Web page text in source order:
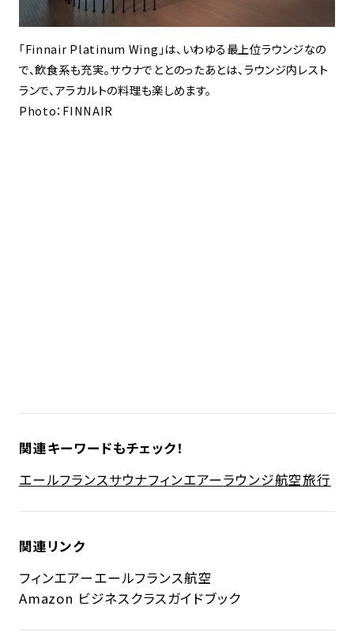
「Finnair Platinum Wing」は、いわゆる最上位ラウンジなの
で、飲食系も充実。サウナでととのったあとは、ラウンジ内レスト
ランで、アラカルトの料理も楽しめます。
Photo：FINNAIR
関連キーワードもチェック！
エールフランスサウナフィンエアーラウンジ航空旅行
関連リンク
フィンエアーエールフランス航空
Amazon ビジネスクラスガイドブック